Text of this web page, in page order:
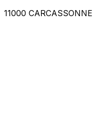
11000 CARCASSONNE